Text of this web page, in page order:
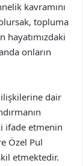
kavramını
topluma
onların
dair
ifade etmenin
Özel Pul
etmektedir.